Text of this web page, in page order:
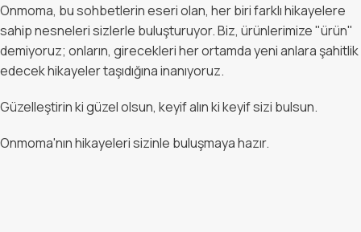
Onmoma, bu sohbetlerin eseri olan, her biri farklı hikayelere
sahip nesneleri sizlerle buluşturuyor. Biz, ürünlerimize "ürün"
demiyoruz; onların, girecekleri her ortamda yeni anlara şahitlik
edecek hikayeler taşıdığına inanıyoruz.
Güzelleştirin ki güzel olsun, keyif alın ki keyif sizi bulsun.
Onmoma'nın hikayeleri sizinle buluşmaya hazır.